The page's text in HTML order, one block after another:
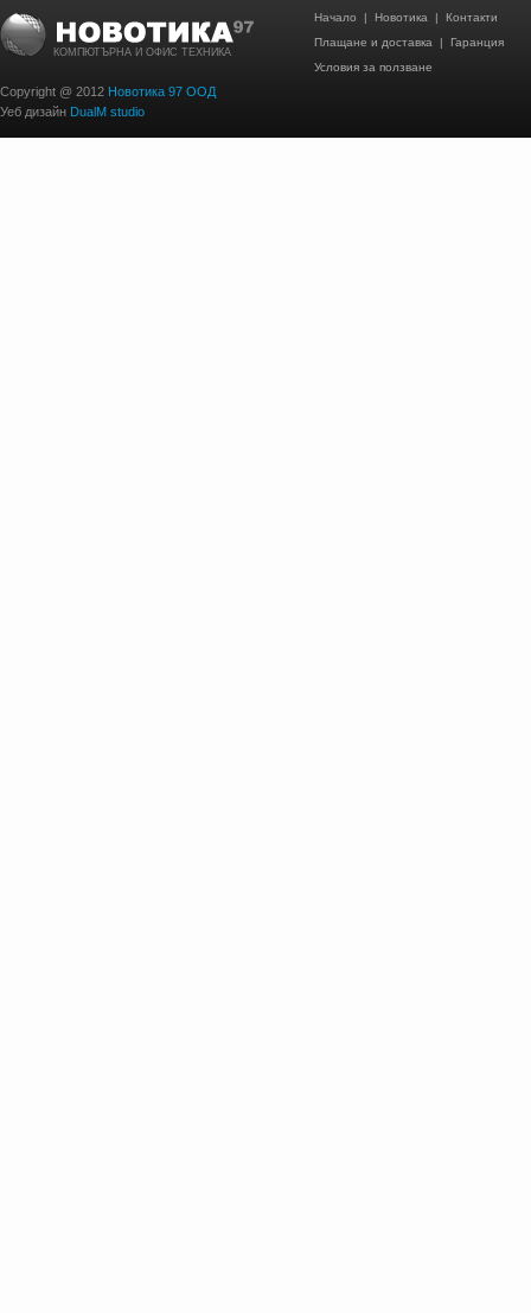
КОМПЮТЪРНА И ОФИС ТЕХНИКА
Copyright @ 2012 Новотика 97 ООД
Уеб дизайн DualM studio
Начало | Новотика | Контакти
Плащане и доставка | Гаранция
Условия за ползване